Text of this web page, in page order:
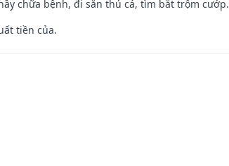
chữa bệnh, đi săn thú cá, tìm bắt trộm
tiền của.